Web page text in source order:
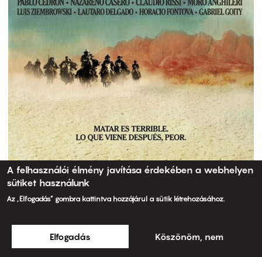
A felhasználói élmény javítása érdekében a webhelyen
sütiket használunk
Az „Elfogadás” gombra kattintva hozzájárul a sütik létrehozásához.
Elfogadás Köszönöm, nem